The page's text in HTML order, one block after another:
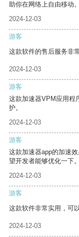
助你在网络上自由移动。
2024-12-03
游客
这款软件的售后服务非
2024-12-03
游客
这款加速器VPM应用程
护。
2024-12-03
游客
这款加速器app的加速
望开发者能够优化一下。
2024-12-03
游客
这款软件非常实用，可
2024-12-03